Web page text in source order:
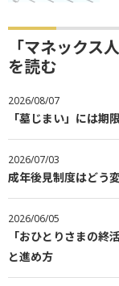
「マネックス
を読む
2026/08/07
「墓じまい」には
2026/07/03
成年後見制度はどう
2026/06/05
「おひとりさまの
と進め方